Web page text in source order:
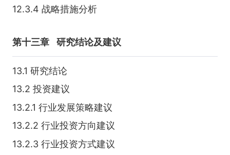
12.3.4 战略措施分析
第十三章 研究结论及建议
13.1 研究结论
13.2 投资建议
13.2.1 行业发展策略建议
13.2.2 行业投资方向建议
13.2.3 行业投资方式建议